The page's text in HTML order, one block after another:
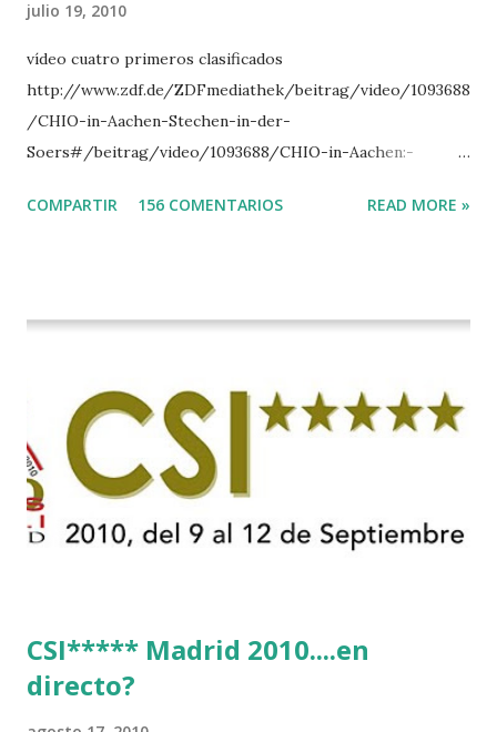
julio 19, 2010
vídeo cuatro primeros clasificados
http://www.zdf.de/ZDFmediathek/beitrag/video/1093688
/CHIO-in-Aachen-Stechen-in-der-
Soers#/beitrag/video/1093688/CHIO-in-Aachen:-
COMPARTIR 156 COMENTARIOS READ MORE »
CSI***** Madrid 2010....en
directo?